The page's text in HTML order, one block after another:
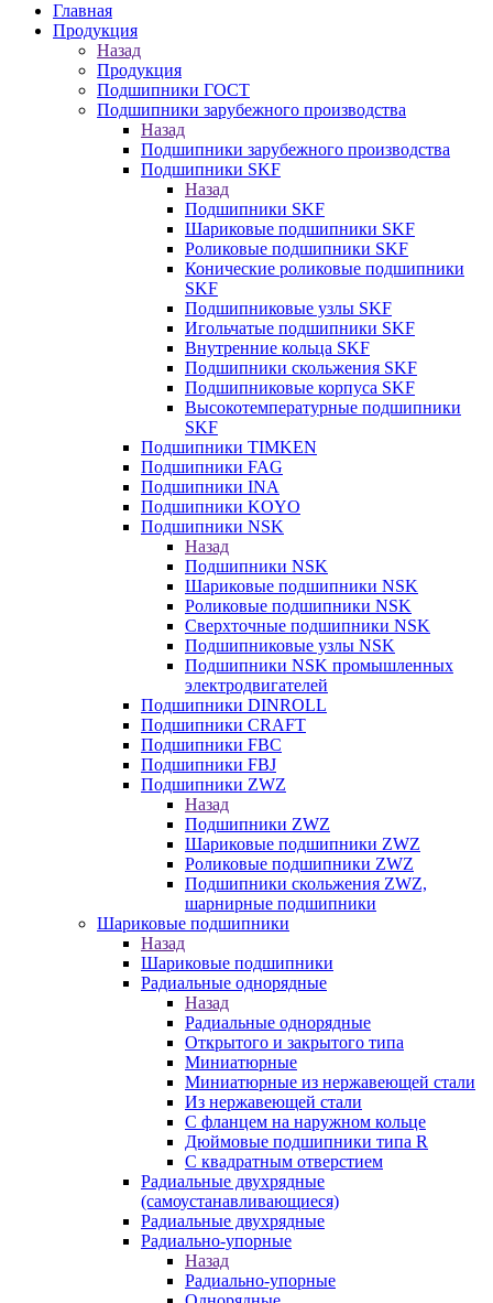
Главная
Продукция
Назад
Продукция
Подшипники ГОСТ
Подшипники зарубежного производства
Назад
Подшипники зарубежного производства
Подшипники SKF
Назад
Подшипники SKF
Шариковые подшипники SKF
Роликовые подшипники SKF
Конические роликовые подшипники
SKF
Подшипниковые узлы SKF
Игольчатые подшипники SKF
Внутренние кольца SKF
Подшипники скольжения SKF
Подшипниковые корпуса SKF
Высокотемпературные подшипники
SKF
Подшипники TIMKEN
Подшипники FAG
Подшипники INA
Подшипники KOYO
Подшипники NSK
Назад
Подшипники NSK
Шариковые подшипники NSK
Роликовые подшипники NSK
Сверхточные подшипники NSK
Подшипниковые узлы NSK
Подшипники NSK промышленных
электродвигателей
Подшипники DINROLL
Подшипники CRAFT
Подшипники FBC
Подшипники FBJ
Подшипники ZWZ
Назад
Подшипники ZWZ
Шариковые подшипники ZWZ
Роликовые подшипники ZWZ
Подшипники скольжения ZWZ,
шарнирные подшипники
Шариковые подшипники
Назад
Шариковые подшипники
Радиальные однорядные
Назад
Радиальные однорядные
Открытого и закрытого типа
Миниатюрные
Миниатюрные из нержавеющей стали
Из нержавеющей стали
С фланцем на наружном кольце
Дюймовые подшипники типа R
С квадратным отверстием
Радиальные двухрядные
(самоустанавливающиеся)
Радиальные двухрядные
Радиально-упорные
Назад
Радиально-упорные